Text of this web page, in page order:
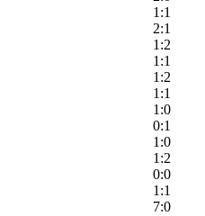
1:1
2:1
1:2
1:1
1:2
1:1
1:0
0:1
1:0
1:2
0:0
1:1
7:0